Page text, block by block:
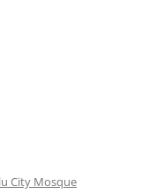
City Mosque